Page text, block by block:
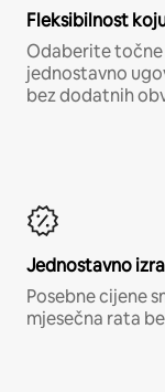
Fleksibilnost
Odaberite točne
jednostavno
bez dodatnih
Jednostavno
Posebne cijene
mjesečna rata